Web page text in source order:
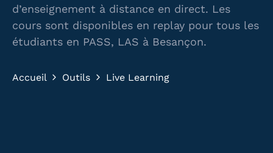
d’enseignement à distance en direct. Les
cours sont disponibles en replay pour tous les
étudiants en PASS, LAS à Besançon.
Accueil Outils Live Learning